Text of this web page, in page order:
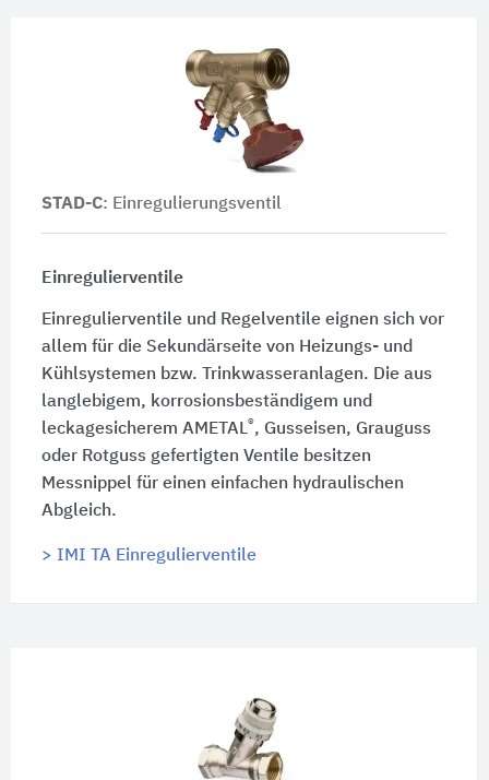
STAD-C: Einregulierungsventil
Einregulierventile
Einregulierventile und Regelventile eignen sich vor
allem für die Sekundärseite von Heizungs- und
Kühlsystemen bzw. Trinkwasseranlagen. Die aus
langlebigem, korrosionsbeständigem und
leckagesicherem AMETAL®, Gusseisen, Grauguss
oder Rotguss gefertigten Ventile besitzen
Messnippel für einen einfachen hydraulischen
Abgleich.
> IMI TA Einregulierventile